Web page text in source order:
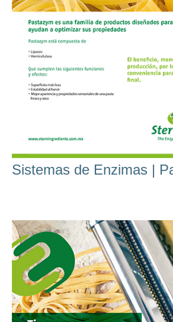
Sistemas de Enzimas |